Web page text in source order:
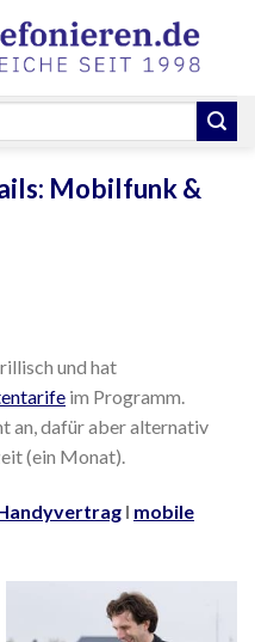
Mobilfunk &
und hat
im Programm.
an, dafür aber alternativ
(ein Monat).
I mobile